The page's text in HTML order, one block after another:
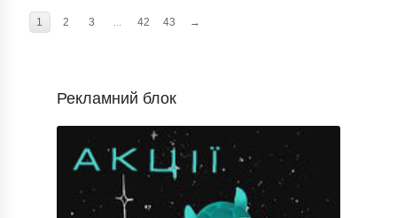
1 2 3 42 43 →
Рекламний блок